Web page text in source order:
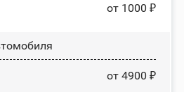
от 1000 ₽
от 4900 ₽